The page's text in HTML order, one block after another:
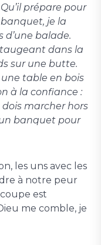
prépare pour
je la
balade.
dans la
sur une butte.
table en bois
à la confiance :
marcher hors
banquet pour
les uns avec les
à notre peur
est
me comble, je